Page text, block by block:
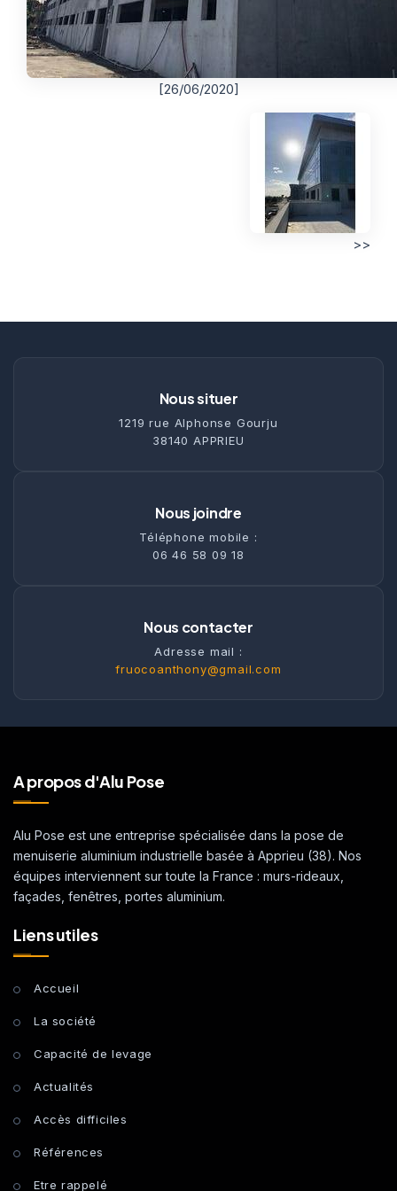
[26/06/2020]
>>
Nous situer
1219 rue Alphonse Gourju
38140 APPRIEU
Nous joindre
Téléphone mobile :
06 46 58 09 18
Nous contacter
Adresse mail :
fruocoanthony@gmail.com
A propos d'Alu Pose
Alu Pose est une entreprise spécialisée dans la pose de
menuiserie aluminium industrielle basée à Apprieu (38). Nos
équipes interviennent sur toute la France : murs-rideaux,
façades, fenêtres, portes aluminium.
Liens utiles
Accueil
La société
Capacité de levage
Actualités
Accès difficiles
Références
Etre rappelé